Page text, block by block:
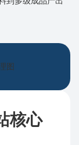
核心